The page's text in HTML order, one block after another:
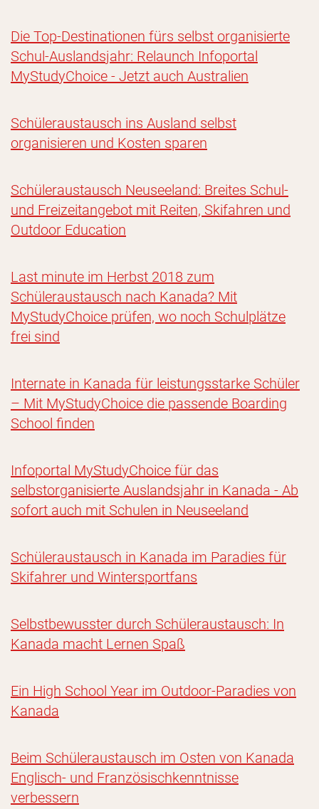
Die Top-Destinationen fürs selbst organisierte
Schul-Auslandsjahr: Relaunch Infoportal
MyStudyChoice - Jetzt auch Australien
Schüleraustausch ins Ausland selbst
organisieren und Kosten sparen
Schüleraustausch Neuseeland: Breites Schul-
und Freizeitangebot mit Reiten, Skifahren und
Outdoor Education
Last minute im Herbst 2018 zum
Schüleraustausch nach Kanada? Mit
MyStudyChoice prüfen, wo noch Schulplätze
frei sind
Internate in Kanada für leistungsstarke Schüler
– Mit MyStudyChoice die passende Boarding
School finden
Infoportal MyStudyChoice für das
selbstorganisierte Auslandsjahr in Kanada - Ab
sofort auch mit Schulen in Neuseeland
Schüleraustausch in Kanada im Paradies für
Skifahrer und Wintersportfans
Selbstbewusster durch Schüleraustausch: In
Kanada macht Lernen Spaß
Ein High School Year im Outdoor-Paradies von
Kanada
Beim Schüleraustausch im Osten von Kanada
Englisch- und Französischkenntnisse
verbessern